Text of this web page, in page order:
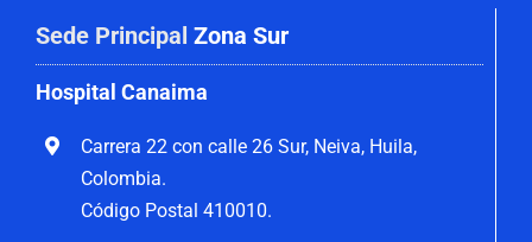
Sede Principal Zona Sur
Hospital Canaima
Carrera 22 con calle 26 Sur, Neiva, Huila,
Colombia.
Código Postal 410010.